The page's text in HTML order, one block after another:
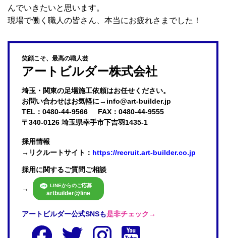
んでいきたいと思います。
現場で働く職人の皆さん、本当にお疲れさまでした！
笑顔こそ、最高の職人芸
アートビルダー株式会社
埼玉・関東の足場施工依頼はお任せください。
お問い合わせはお気軽に→info@art-builder.jp
TEL：0480-44-9566
FAX：0480-44-9555
〒340-0126 埼玉県幸手市下吉羽1435-1
採用情報
→リクルートサイト： https://recruit.art-builder.co.jp
採用に関するご質問ご相談
→ LINEからのご応募
artbuilder@line
アートビルダー公式SNSも是非チェック→